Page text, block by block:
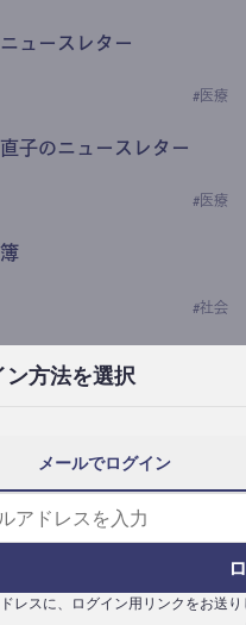
ン方法を選択
メールでログイン
レスに、ログイン用リンクをお送り
ュースレター
# 医療
子のニュースレター
# 医療
#社会